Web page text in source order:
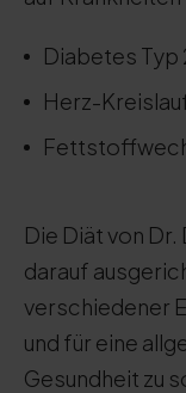
Diabetes Typ
Herz-
Die Diät von
darauf
verschiedener
und für eine
Gesundheit zu